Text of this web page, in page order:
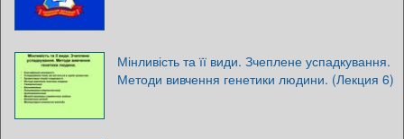
Мінливість та її види. Зчеплене успадкування.
Методи вивчення генетики людини. (Лекция 6)